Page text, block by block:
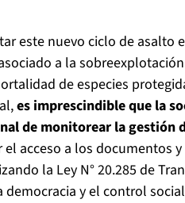
este nuevo ciclo de
a la
de especies
es imprescindible que la
de monitorear la gestión
el acceso a los documentos
la Ley N° 20.285 de
democracia y el control